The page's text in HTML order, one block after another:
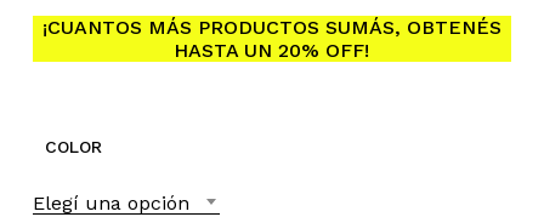
$3.975,00
¡CUANTOS MÁS PRODUCTOS SUMÁS, OBTENÉS
HASTA UN 20% OFF!
COLOR
Elegí una opción